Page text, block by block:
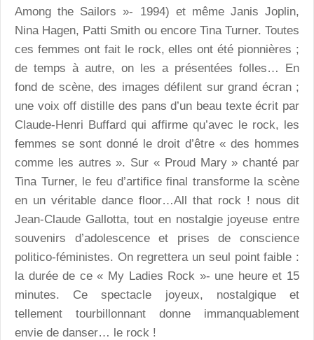
Among the Sailors »- 1994) et même Janis Joplin,
Nina Hagen, Patti Smith ou encore Tina Turner. Toutes
ces femmes ont fait le rock, elles ont été pionnières ;
de temps à autre, on les a présentées folles… En
fond de scène, des images défilent sur grand écran ;
une voix off distille des pans d’un beau texte écrit par
Claude-Henri Buffard qui affirme qu’avec le rock, les
femmes se sont donné le droit d’être « des hommes
comme les autres ». Sur « Proud Mary » chanté par
Tina Turner, le feu d’artifice final transforme la scène
en un véritable dance floor…All that rock ! nous dit
Jean-Claude Gallotta, tout en nostalgie joyeuse entre
souvenirs d’adolescence et prises de conscience
politico-féministes. On regrettera un seul point faible :
la durée de ce « My Ladies Rock »- une heure et 15
minutes. Ce spectacle joyeux, nostalgique et
tellement tourbillonnant donne immanquablement
envie de danser… le rock !